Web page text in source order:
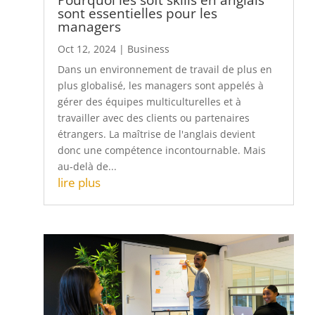
Oct 12, 2024|
Business
Dans un environnement de travail de plus en
gérer des équipes multiculturelles et à
travailler avec des clients ou partenaires
étrangers. La maîtrise de l'anglais devient
donc une compétence incontournable. Mais
au-delà de...
lire plus